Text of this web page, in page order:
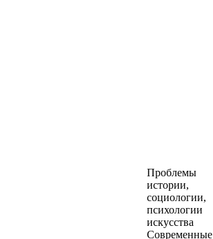
Проблемы
истории,
социологии,
психологии
искусства
Современные